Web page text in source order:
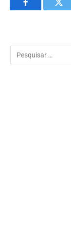
Facebook